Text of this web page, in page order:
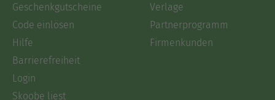
Geschenkgutscheine
Code einlösen
Hilfe
Barrierefreiheit
Login
Skoobe liest
Verlage
Partnerprogramm
Firmenkunden